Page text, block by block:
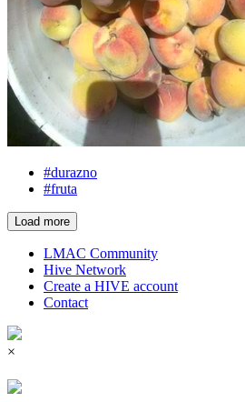
#durazno
#fruta
Load more
LMAC Community
Hive Network
Create a HIVE account
Contact
×